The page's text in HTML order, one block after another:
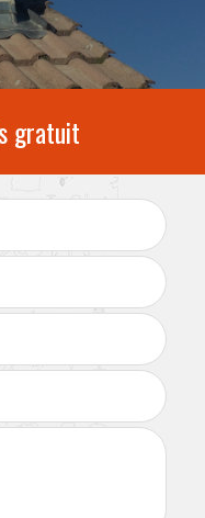
gratuit